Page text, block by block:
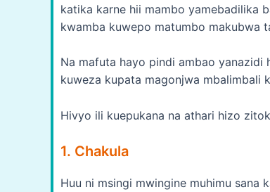
katika karne hii mambo yamebadilika
kwamba kuwepo matumbo makubwa
Na mafuta hayo pindi ambao yanazidi
kuweza kupata magonjwa mbalimbali
Hivyo ili kuepukana na athari hizo
1. Chakula
Huu ni msingi mwingine muhimu sana